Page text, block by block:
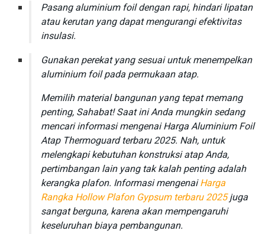
Pasang aluminium foil dengan rapi, hindari lipatan
atau kerutan yang dapat mengurangi efektivitas
insulasi.
Gunakan perekat yang sesuai untuk menempelkan
aluminium foil pada permukaan atap.
Memilih material bangunan yang tepat memang
penting, Sahabat! Saat ini Anda mungkin sedang
mencari informasi mengenai Harga Aluminium Foil
Atap Thermoguard terbaru 2025. Nah, untuk
melengkapi kebutuhan konstruksi atap Anda,
pertimbangan lain yang tak kalah penting adalah
kerangka plafon. Informasi mengenaiHarga
Rangka Hollow Plafon Gypsum terbaru 2025juga
sangat berguna, karena akan mempengaruhi
keseluruhan biaya pembangunan.